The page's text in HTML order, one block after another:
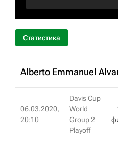
Статистика
Alberto Emmanuel
06.03.2020,
20:10
Davis Cup
World
Group 2
Playoff